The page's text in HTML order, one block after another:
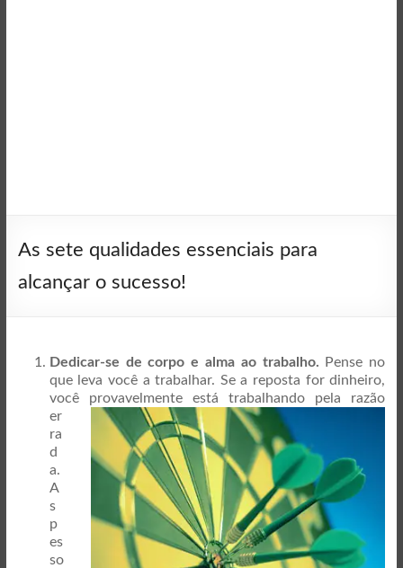
As sete qualidades essenciais para
alcançar o sucesso!
Dedicar-se de corpo e alma ao trabalho. Pense no
que leva você a trabalhar. Se a reposta for dinheiro,
você provavelmenteestá trabalhando pela razão
er
ra
d
a.
A
s
p
es
so